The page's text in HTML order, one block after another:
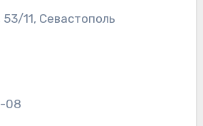
53/11, Севастополь
08